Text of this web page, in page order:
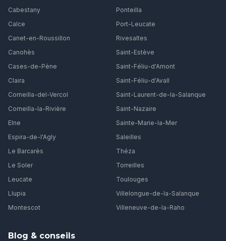
Cabestany
Calce
Canet-en-Roussillon
Canohès
Cases-de-Pène
Claira
Corneilla-del-Vercol
Corneilla-la-Rivière
Elne
Espira-de-l'Agly
Le Barcarès
Le Soler
Leucate
Llupia
Montescot
Ponteilla
Port-Leucate
Rivesaltes
Saint-Estève
Saint-Féliu-d'Amont
Saint-Féliu-d'Avall
Saint-Laurent-de-la-Salanque
Saint-Nazaire
Sainte-Marie-la-Mer
Saleilles
Théza
Torreilles
Toulouges
Villelongue-de-la-Salanque
Villeneuve-de-la-Raho
Blog & conseils